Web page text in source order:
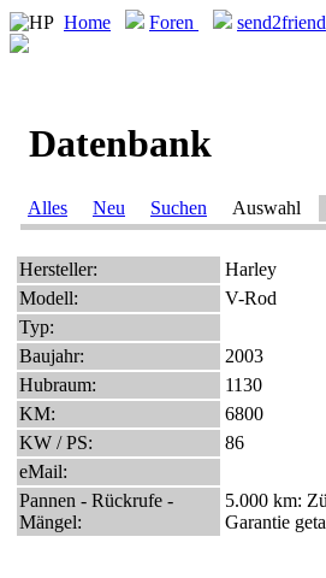
Home Foren send2friend
Datenbank
Alles Neu Suchen Auswahl
Hersteller:
Harley
Modell:
V-Rod
Typ:
Baujahr:
2003
Hubraum:
1130
KM:
6800
KW / PS:
86
eMail:
Pannen - Rückrufe -
Mängel:
5.000 km:
Garantie